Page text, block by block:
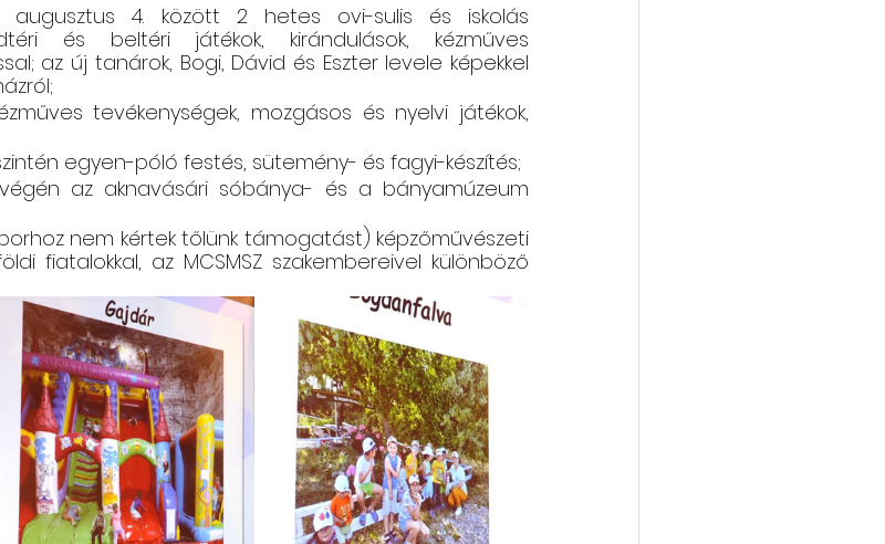
augusztus 4. között 2 hetes ovi-sulis és iskolás
és beltéri játékok, kirándulások, kézműves
az új tanárok, Bogi, Dávid és Eszter levele képekkel
tevékenységek, mozgásos és nyelvi játékok,
egyen-póló festés, sütemény- és fagyi-készítés;
az aknavásári sóbánya- és a bányamúzeum
nem kértek tőlünk támogatást) képzőművészeti
fiatalokkal, az MCSMSZ szakembereivel különböző